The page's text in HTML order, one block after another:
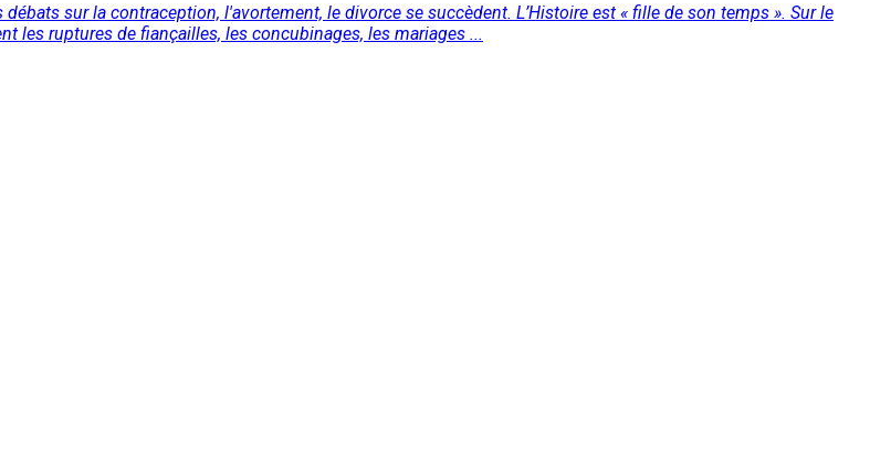
sur la contraception, l'avortement, le divorce se succèdent. L’Histoire est « fille de son temps ». Sur le
les ruptures de fiançailles, les concubinages, les mariages ...